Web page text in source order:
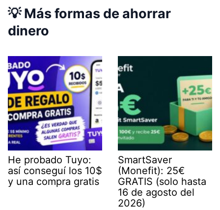
💡 Más formas de ahorrar
dinero
He probado Tuyo:
así conseguí los 10$
y una compra gratis
SmartSaver
(Monefit): 25€
GRATIS (solo hasta
16 de agosto del
2026)